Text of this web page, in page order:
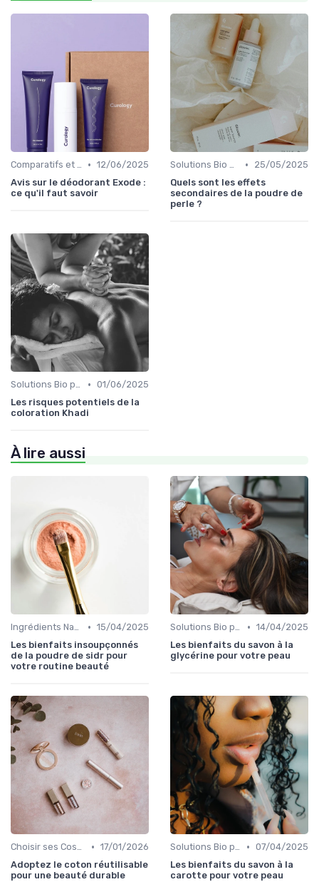
Comparatifs et Avis • 12/06/2025
Avis sur le déodorant Exode :
ce qu'il faut savoir
Solutions Bio pour Problèmes de Peau •
25/05/2025
Quels sont les effets
secondaires de la poudre de
perle ?
Solutions Bio pour Problèmes de Peau • 01/06/2025
Les risques potentiels de la
coloration Khadi
À lire aussi
Ingrédients Naturels et Leurs Propriétés • 15/04/2025
Les bienfaits insoupçonnés
de la poudre de sidr pour
votre routine beauté
Solutions Bio pour Problèmes de Peau • 14/04/2025
Les bienfaits du savon à la
glycérine pour votre peau
Choisir ses Cosmétiques Bio • 17/01/2026
Adoptez le coton réutilisable
pour une beauté durable
Solutions Bio pour Problèmes de Peau • 07/04/2025
Les bienfaits du savon à la
carotte pour votre peau